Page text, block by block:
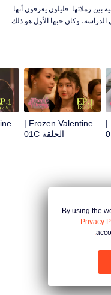
زملائها. قليلون يعرفون أنها
وكان حبها الأول هو ذلك
في كل مكان. فماذا سيكون
في الماضي؟
Frozen Valentine |
Frozen Valentine |
الحلقة 01C
By using the
Privacy